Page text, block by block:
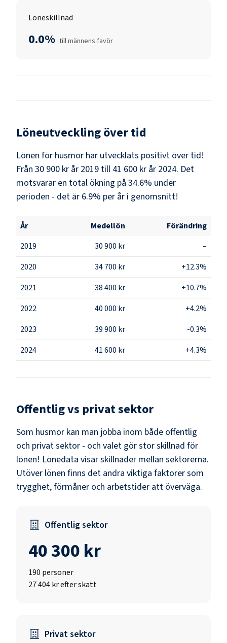
Löneskillnad
0.0% till männens favör
Löneutveckling över tid
Lönen för husmor har utvecklats positivt över tid!
Från 30 900 kr år 2019 till 41 600 kr år 2024. Det
motsvarar en total ökning på 34.6% under
perioden - det är 6.9% per år i genomsnitt!
År Medellön
Förändring
2019
30 900 kr
–
2020
34 700 kr
+12.3%
2021
38 400 kr
+10.7%
2022
40 000 kr
+4.2%
2023
39 900 kr
-0.3%
2024
41 600 kr +4.3%
Offentlig vs privat sektor
Som husmor kan man jobba inom både offentlig
och privat sektor - och valet gör stor skillnad för
lönen! Lönedata visar skillnader mellan sektorerna.
Utöver lönen finns det andra viktiga faktorer som
trygghet, förmåner och arbetstider att överväga.
Offentlig sektor
40 300 kr
190 personer
27 404 kr efter skatt
Privat sektor